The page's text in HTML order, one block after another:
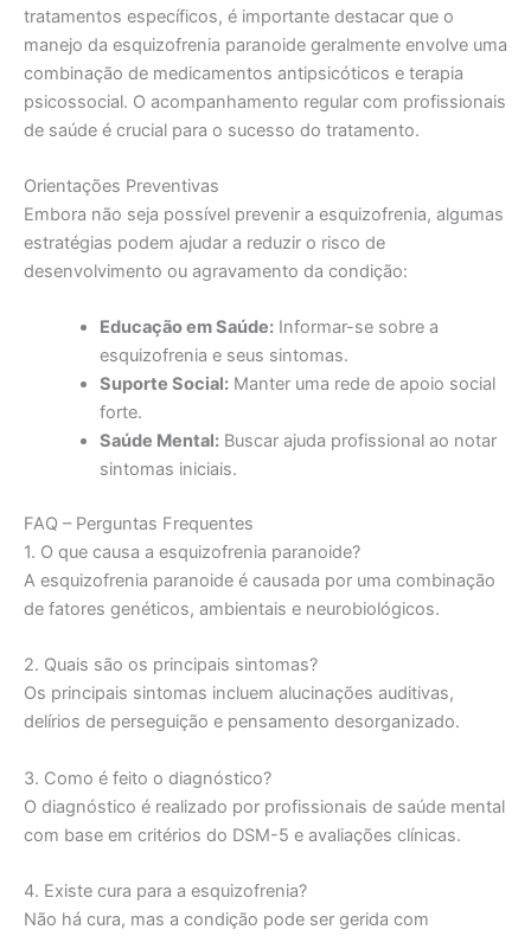
tratamentos específicos, é importante destacar que o
manejo da esquizofrenia paranoide geralmente envolve uma
combinação de medicamentos antipsicóticos e terapia
psicossocial. O acompanhamento regular com profissionais
de saúde é crucial para o sucesso do tratamento.
Orientações Preventivas
Embora não seja possível prevenir a esquizofrenia, algumas
estratégias podem ajudar a reduzir o risco de
desenvolvimento ou agravamento da condição:
Educação em Saúde:Informar-se sobre a
esquizofrenia e seus sintomas.
Suporte Social:Manter uma rede de apoio social
forte.
Saúde Mental:Buscar ajuda profissional ao notar
sintomas iniciais.
FAQ – Perguntas Frequentes
1. O que causa a esquizofrenia paranoide?
A esquizofrenia paranoide é causada por uma combinação
de fatores genéticos, ambientais e neurobiológicos.
2. Quais são os principais sintomas?
Os principais sintomas incluem alucinações auditivas,
delírios de perseguição e pensamento desorganizado.
3. Como é feito o diagnóstico?
O diagnóstico é realizado por profissionais de saúde mental
com base em critérios do DSM-5 e avaliações clínicas.
4. Existe cura para a esquizofrenia?
Não há cura, mas a condição pode ser gerida com